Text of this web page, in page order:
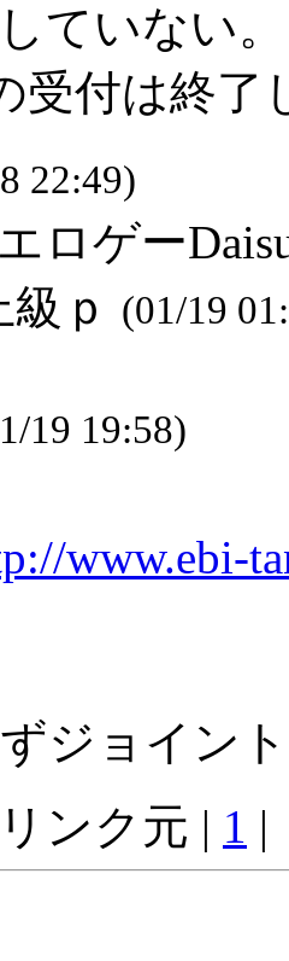
ていない。
受付は終了
22:49)
ロゲー
ｐ
(01/19
19 19:58)
www.ebi-
ジョイン
ンク元 | 1 |